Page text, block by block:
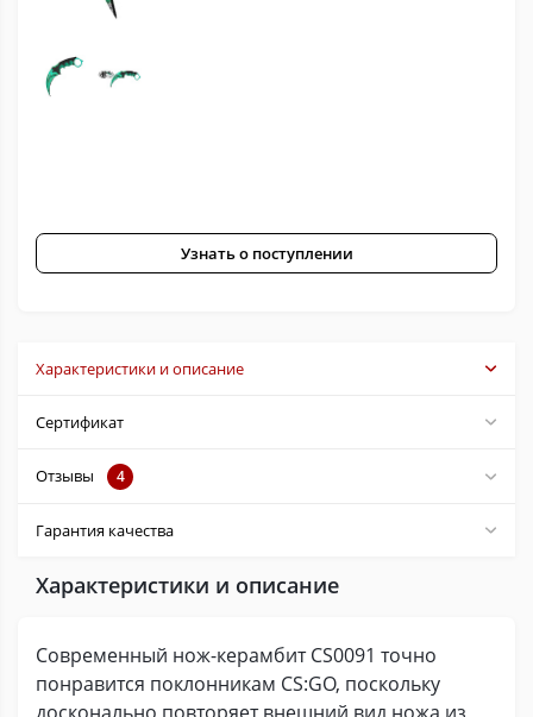
Узнать о поступлении
Характеристики и описание
Сертификат
Отзывы 4
Гарантия качества
Характеристики и описание
Современный нож-керамбит CS0091 точно
понравится поклонникам CS:GO, поскольку